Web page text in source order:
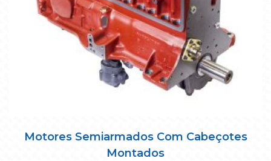
Motores Semiarmados Com Cabeçotes
Montados